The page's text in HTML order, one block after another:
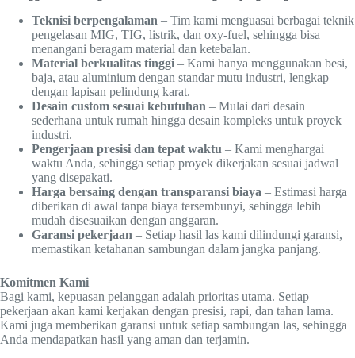
Teknisi berpengalaman – Tim kami menguasai berbagai teknik
pengelasan MIG, TIG, listrik, dan oxy-fuel, sehingga bisa
menangani beragam material dan ketebalan.
Material berkualitas tinggi – Kami hanya menggunakan besi,
baja, atau aluminium dengan standar mutu industri, lengkap
dengan lapisan pelindung karat.
Desain custom sesuai kebutuhan – Mulai dari desain
sederhana untuk rumah hingga desain kompleks untuk proyek
industri.
Pengerjaan presisi dan tepat waktu – Kami menghargai
waktu Anda, sehingga setiap proyek dikerjakan sesuai jadwal
yang disepakati.
Harga bersaing dengan transparansi biaya – Estimasi harga
diberikan di awal tanpa biaya tersembunyi, sehingga lebih
mudah disesuaikan dengan anggaran.
Garansi pekerjaan – Setiap hasil las kami dilindungi garansi,
memastikan ketahanan sambungan dalam jangka panjang.
Komitmen Kami
Bagi kami, kepuasan pelanggan adalah prioritas utama. Setiap
pekerjaan akan kami kerjakan dengan presisi, rapi, dan tahan lama.
Kami juga memberikan garansi untuk setiap sambungan las, sehingga
Anda mendapatkan hasil yang aman dan terjamin.